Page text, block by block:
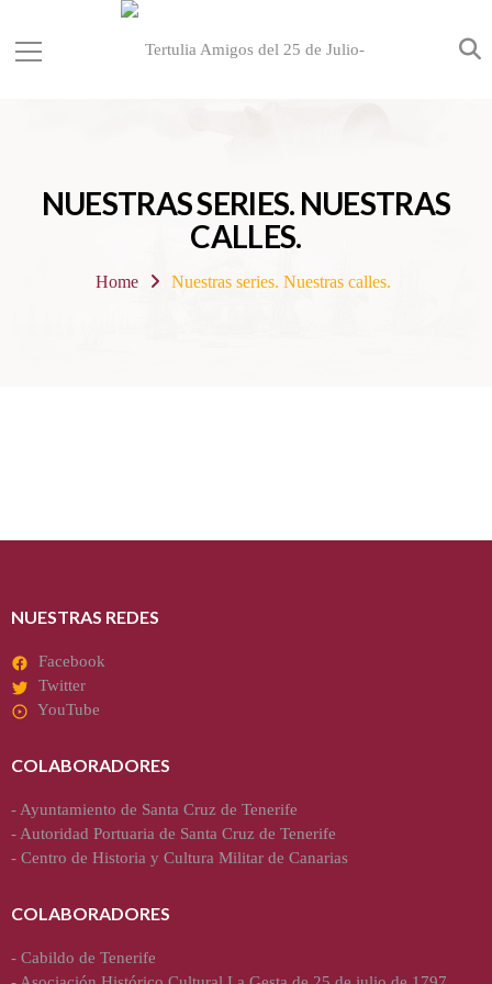
NUESTRAS SERIES. NUESTRAS
CALLES.
Home Nuestras series. Nuestras calles.
NUESTRAS REDES
Facebook
Twitter
YouTube
COLABORADORES
- Ayuntamiento de Santa Cruz de Tenerife
- Autoridad Portuaria de Santa Cruz de Tenerife
- Centro de Historia y Cultura Militar de Canarias
COLABORADORES
- Cabildo de Tenerife